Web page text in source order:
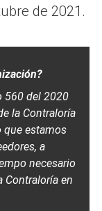
de 2021.
560 del 2020
la Contraloría
que estamos
a
necesario
Contraloría en